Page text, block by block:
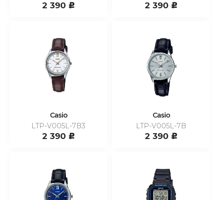
2 390 c 2 390 c
Casio
LTP-V005L-7B3
2 390 c
Casio
LTP-V005L-7B
2 390 c